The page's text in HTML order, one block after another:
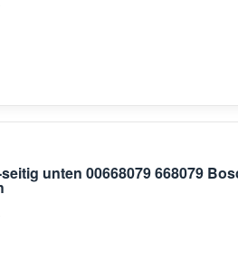
unten 00668079 668079